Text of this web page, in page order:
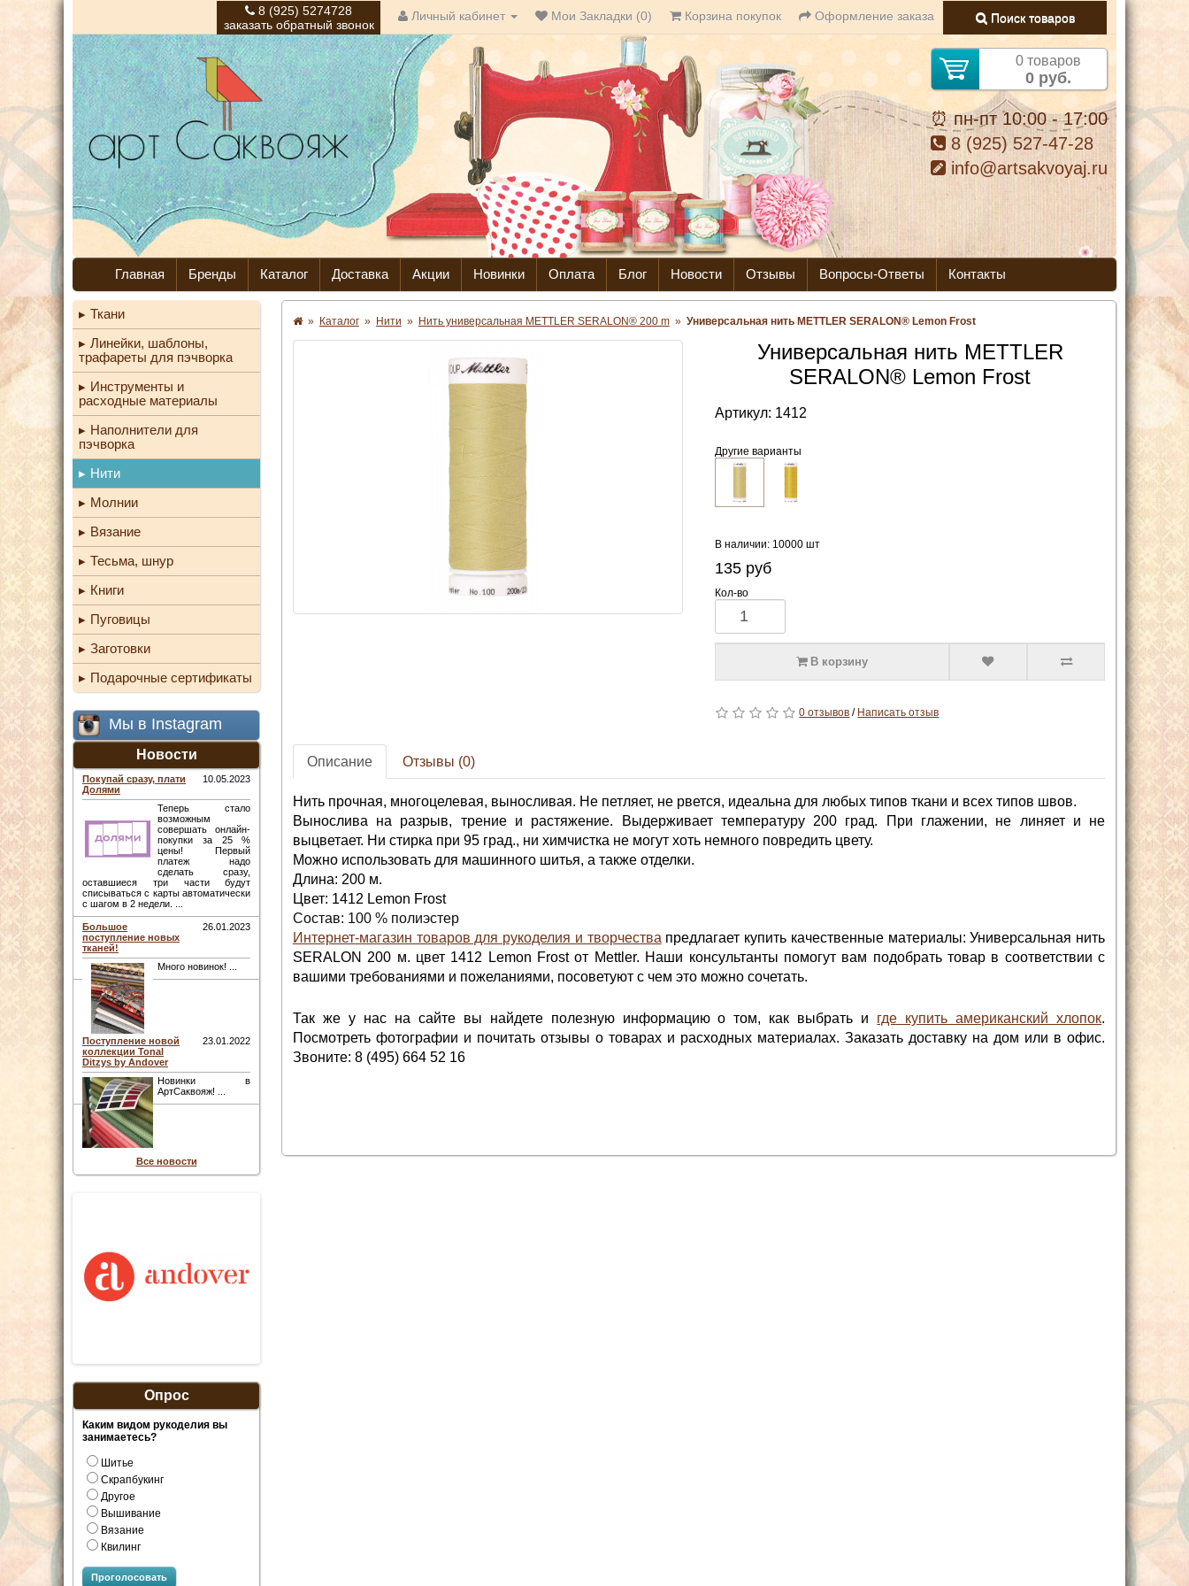
8 (925) 5274728
заказать обратный звонок
Личный кабинет Мои Закладки (0) Корзина покупок Оформление заказа Поиск товаров
0 товаров
0 руб.
⏰ пн-пт 10:00 - 17:00
8 (925) 527-47-28
info@artsakvoyaj.ru
Главная Бренды Каталог Доставка Акции Новинки Оплата Блог Новости Отзывы Вопросы-Ответы Контакты
Ткани
Линейки, шаблоны,
трафареты для пэчворка
Инструменты и
расходные материалы
Наполнители для
пэчворка
Нити
Молнии
Вязание
Тесьма, шнур
Книги
Пуговицы
Заготовки
Подарочные сертификаты
Мы в Instagram
Новости
Покупай сразу, плати
Долями
10.05.2023
Теперь стало
возможным
совершать онлайн-
покупки за 25 %
цены! Первый
платеж надо
сделать сразу,
оставшиеся три части будут
списываться с карты автоматически
с шагом в 2 недели. ...
Большое
поступление новых
тканей!
26.01.2023
Много новинок! ...
Поступление новой
коллекции Tonal
Ditzys by Andover
23.01.2022
Новинки в
АртСаквояж! ...
Все новости
Опрос
Каким видом рукоделия вы
занимаетесь?
Шитье
Скрапбукинг
Другое
Вышивание
Вязание
Квилинг
Проголосовать
» Каталог » Нити » Нить универсальная METTLER SERALON® 200 m » Универсальная нить METTLER SERALON® Lemon Frost
Универсальная нить METTLER
SERALON® Lemon Frost
Артикул: 1412
Другие варианты
В наличии: 10000 шт
135 руб
Кол-во
В корзину
0 отзывов / Написать отзыв
Описание Отзывы (0)
Нить прочная, многоцелевая, выносливая. Не петляет, не рвется, идеальна для любых типов ткани и всех типов швов.
Вынослива на разрыв, трение и растяжение. Выдерживает температуру 200 град. При глажении, не линяет и не
выцветает. Ни стирка при 95 град., ни химчистка не могут хоть немного повредить цвету.
Можно использовать для машинного шитья, а также отделки.
Длина: 200 м.
Цвет: 1412 Lemon Frost
Состав: 100 % полиэстер
Интернет-магазин товаров для рукоделия и творчества предлагает купить качественные материалы: Универсальная нить
SERALON 200 м. цвет 1412 Lemon Frost от Mettler. Наши консультанты помогут вам подобрать товар в соответствии с
вашими требованиями и пожеланиями, посоветуют с чем это можно сочетать.
Так же у нас на сайте вы найдете полезную информацию о том, как выбрать и где купить американский хлопок.
Посмотреть фотографии и почитать отзывы о товарах и расходных материалах. Заказать доставку на дом или в офис.
Звоните: 8 (495) 664 52 16